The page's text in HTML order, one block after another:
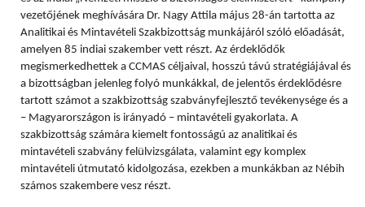
vezetőjének meghívására Dr. Nagy Attila május 28-án tartotta az
Analitikai és Mintavételi Szakbizottság munkájáról szóló előadását,
amelyen 85 indiai szakember vett részt. Az érdeklődők
megismerkedhettek a CCMAS céljaival, hosszú távú stratégiájával és
a bizottságban jelenleg folyó munkákkal, de jelentős érdeklődésre
tartott számot a szakbizottság szabványfejlesztő tevékenysége és a
– Magyarországon is irányadó – mintavételi gyakorlata. A
szakbizottság számára kiemelt fontosságú az analitikai és
mintavételi szabvány felülvizsgálata, valamint egy komplex
mintavételi útmutató kidolgozása, ezekben a munkákban az Nébih
számos szakembere vesz részt.